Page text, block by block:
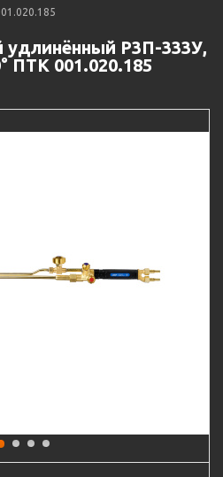
удлинённый Р3П-333У,
ПТК 001.020.185